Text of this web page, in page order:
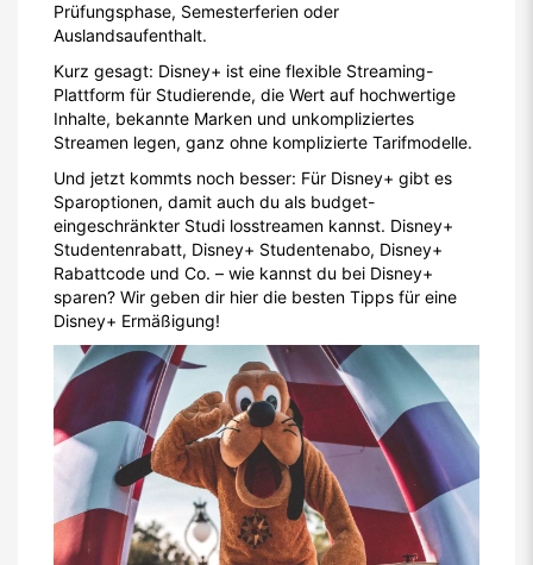
Prüfungsphase, Semesterferien oder
Auslandsaufenthalt.
Kurz gesagt: Disney+ ist eine flexible Streaming-
Plattform für Studierende, die Wert auf hochwertige
Inhalte, bekannte Marken und unkompliziertes
Streamen legen, ganz ohne komplizierte Tarifmodelle.
Und jetzt kommts noch besser: Für Disney+ gibt es
Sparoptionen, damit auch du als budget-
eingeschränkter Studi losstreamen kannst. Disney+
Studentenrabatt, Disney+ Studentenabo, Disney+
Rabattcode und Co. – wie kannst du bei Disney+
sparen? Wir geben dir hier die besten Tipps für eine
Disney+ Ermäßigung!